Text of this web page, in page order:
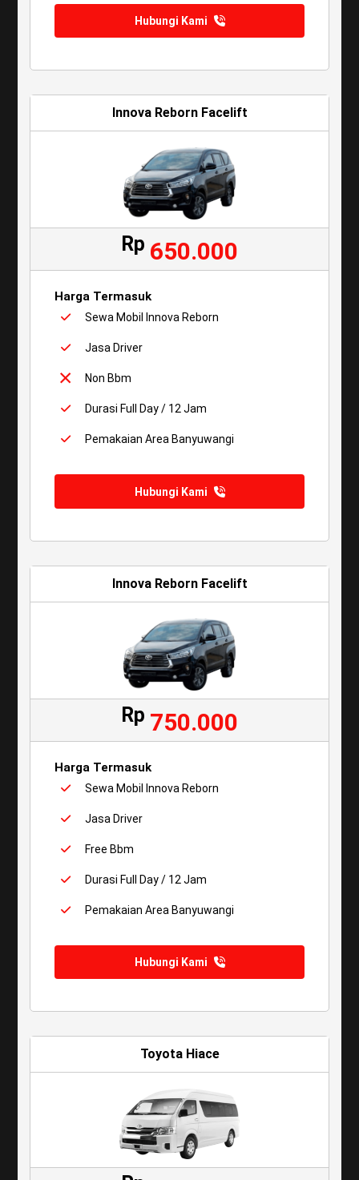
Hubungi Kami
Innova Reborn Facelift
Rp 650.000
Harga Termasuk
Sewa Mobil Innova Reborn
Jasa Driver
Non Bbm
Durasi Full Day / 12 Jam
Pemakaian Area Banyuwangi
Hubungi Kami
Innova Reborn Facelift
Rp 750.000
Harga Termasuk
Sewa Mobil Innova Reborn
Jasa Driver
Free Bbm
Durasi Full Day / 12 Jam
Pemakaian Area Banyuwangi
Hubungi Kami
Toyota Hiace